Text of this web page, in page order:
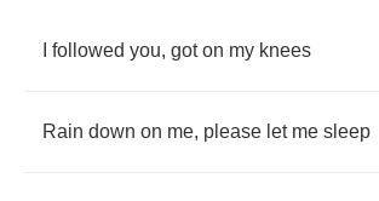
followed you, got on my knees
Rain down on me, please let me sleep